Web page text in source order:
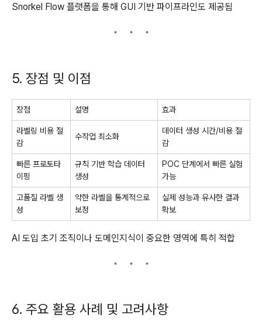
Snorkel Flow 플랫폼을 통해 GUI 기반 파이프라인도 제공됨
5. 장점 및 이점
장점 설명 효과
라벨링 비용 절
감
수작업 최소화
데이터 생성 시간/비용 절
감
빠른 프로토타
이핑
규칙 기반 학습 데이터
생성
POC 단계에서 빠른 실험
가능
고품질 라벨 생
성
약한 라벨을 통계적으로
보정
실제 성능과 유사한 결과
확보
AI 도입 초기 조직이나 도메인지식이 중요한 영역에 특히 적합
6. 주요 활용 사례 및 고려사항